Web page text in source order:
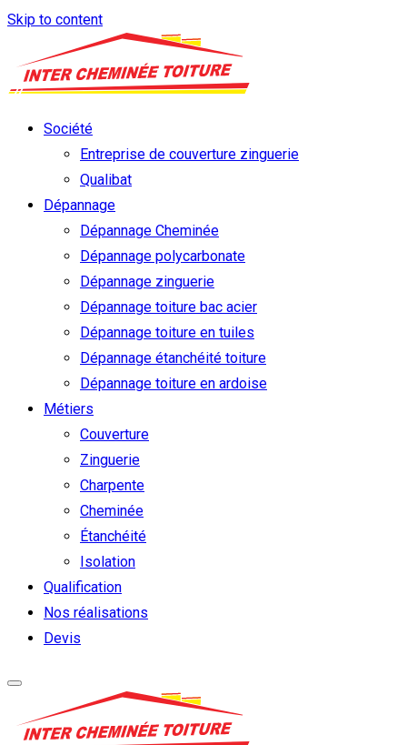
Skip to content
Société
Entreprise de couverture zinguerie
Qualibat
Dépannage
Dépannage Cheminée
Dépannage polycarbonate
Dépannage zinguerie
Dépannage toiture bac acier
Dépannage toiture en tuiles
Dépannage étanchéité toiture
Dépannage toiture en ardoise
Métiers
Couverture
Zinguerie
Charpente
Cheminée
Étanchéité
Isolation
Qualification
Nos réalisations
Devis